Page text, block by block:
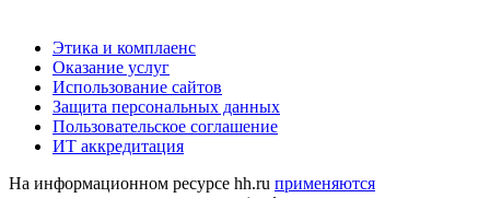
Этика и комплаенс
Оказание услуг
Использование сайтов
Защита персональных данных
Пользовательское соглашение
ИТ аккредитация
На информационном ресурсе hh.ru применяются